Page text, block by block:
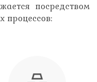
посредством